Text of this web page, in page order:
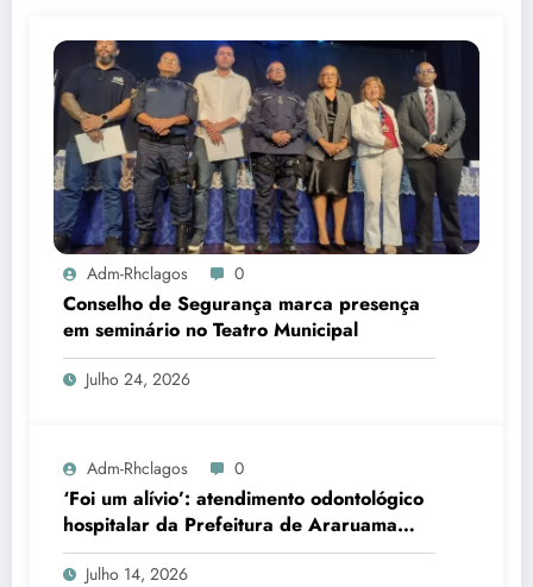
Adm-Rhclagos 0
Conselho de Segurança marca presença
em seminário no Teatro Municipal
Julho 24, 2026
Adm-Rhclagos 0
‘Foi um alívio’: atendimento odontológico
hospitalar da Prefeitura de Araruama
transforma rotina de famílias atípicas
Julho 14, 2026